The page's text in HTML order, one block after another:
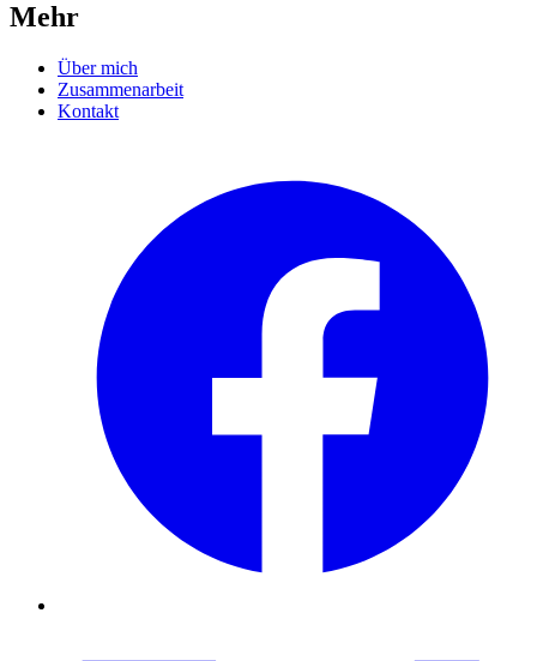
Mehr
Über mich
Zusammenarbeit
Kontakt